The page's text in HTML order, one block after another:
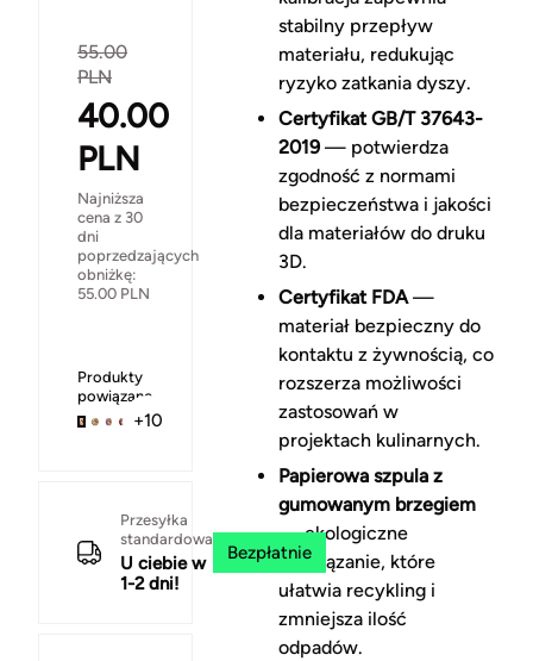
55.00
PLN
40.00
PLN
Najniższa
cena z 30
dni
poprzedzających
obniżkę:
55.00 PLN
Produkty
powiązane
+10
Przesyłka
standardowa
U ciebie w
1-2 dni!
Bezpłatnie
stabilny przepływ
materiału, redukując
ryzyko zatkania dyszy.
Certyfikat GB/T 37643-
2019— potwierdza
zgodność z normami
bezpieczeństwa i jakości
dla materiałów do druku
3D.
Certyfikat FDA—
materiał bezpieczny do
kontaktu z żywnością, co
rozszerza możliwości
zastosowań w
projektach kulinarnych.
Papierowa szpula z
gumowanym brzegiem
— ekologiczne
rozwiązanie, które
ułatwia recykling i
zmniejsza ilość
odpadów.